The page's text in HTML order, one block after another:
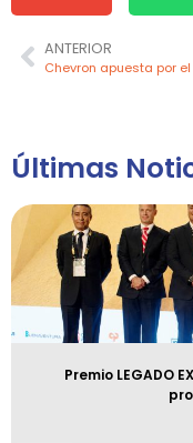
ANTERIOR
Últimas
Premio LEGADO